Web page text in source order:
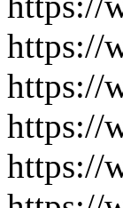
https://
https://
https://
https://